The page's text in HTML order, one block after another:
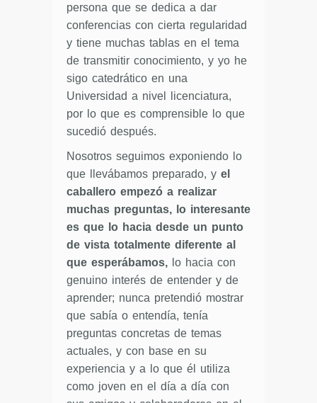
persona que se dedica a dar
conferencias con cierta regularidad
y tiene muchas tablas en el tema
de transmitir conocimiento, y yo he
sigo catedrático en una
Universidad a nivel licenciatura,
por lo que es comprensible lo que
sucedió después.
Nosotros seguimos exponiendo lo
que llevábamos preparado, y el
caballero empezó a realizar
muchas preguntas, lo interesante
es que lo hacia desde un punto
de vista totalmente diferente al
que esperábamos, lo hacia con
genuino interés de entender y de
aprender; nunca pretendió mostrar
que sabía o entendía, tenía
preguntas concretas de temas
actuales, y con base en su
experiencia y a lo que él utiliza
como joven en el día a día con